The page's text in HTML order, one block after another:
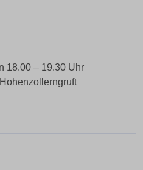
18.00 – 19.30 Uhr